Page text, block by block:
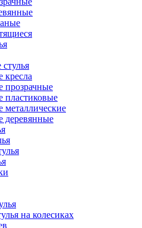
кресла
прозрачные
пластиковые
металлические
деревянные
на колесиках